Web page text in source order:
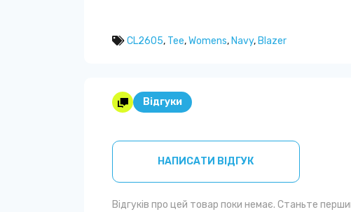
CL2605, Tee,Womens, Navy, Blazer
Відгуки
НАПИСАТИ ВІДГУК
Відгуків про цей товар поки немає. Станьте